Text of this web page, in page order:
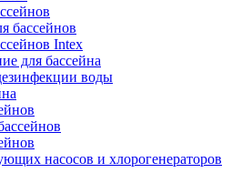
бассейнов
Intex
для бассейна
воды
насосов и хлорогенераторов